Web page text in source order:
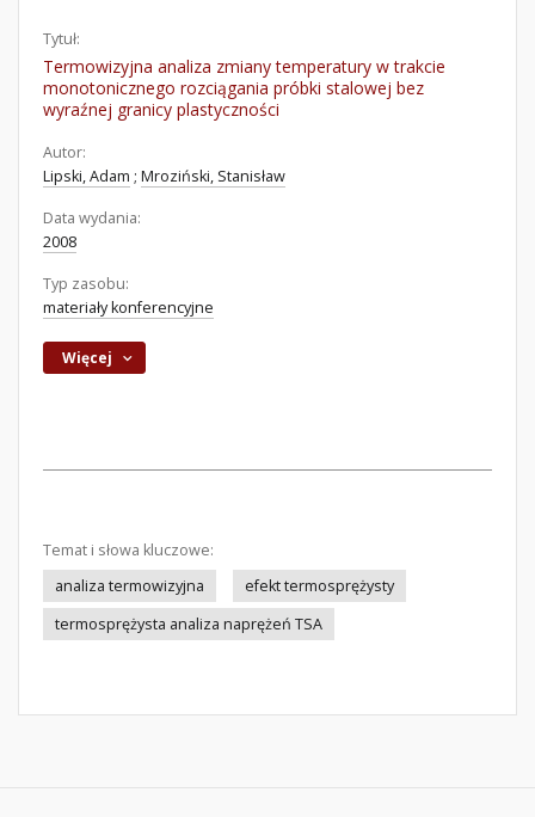
Tytuł:
Termowizyjna analiza zmiany temperatury w trakcie
monotonicznego rozciągania próbki stalowej bez
wyraźnej granicy plastyczności
Autor:
Lipski, Adam ; Mroziński, Stanisław
Data wydania:
2008
Typ zasobu:
materiały konferencyjne
Więcej
Temat i słowa kluczowe:
analiza termowizyjna
efekt termosprężysty
termosprężysta analiza naprężeń TSA